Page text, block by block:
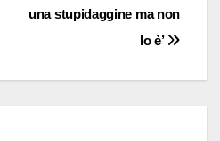
una stupidaggine ma non
lo è’